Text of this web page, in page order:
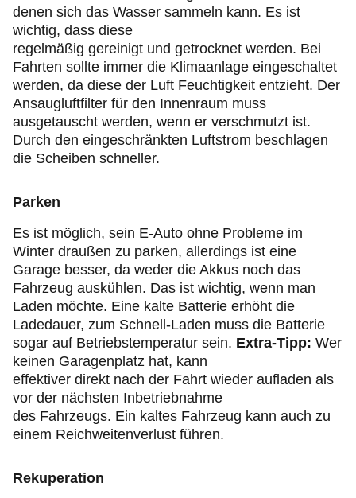
denen sich das Wasser sammeln kann. Es ist
wichtig, dass diese
regelmäßig gereinigt und getrocknet werden. Bei
Fahrten sollte immer die Klimaanlage eingeschaltet
werden, da diese der Luft Feuchtigkeit entzieht. Der
Ansaugluftfilter für den Innenraum muss
ausgetauscht werden, wenn er verschmutzt ist.
Durch den eingeschränkten Luftstrom beschlagen
die Scheiben schneller.
Parken
Es ist möglich, sein E-Auto ohne Probleme im
Winter draußen zu parken, allerdings ist eine
Garage besser, da weder die Akkus noch das
Fahrzeug auskühlen. Das ist wichtig, wenn man
Laden möchte. Eine kalte Batterie erhöht die
Ladedauer, zum Schnell-Laden muss die Batterie
sogar auf Betriebstemperatur sein. Extra-Tipp: Wer
keinen Garagenplatz hat, kann
effektiver direkt nach der Fahrt wieder aufladen als
vor der nächsten Inbetriebnahme
des Fahrzeugs. Ein kaltes Fahrzeug kann auch zu
einem Reichweitenverlust führen.
Rekuperation